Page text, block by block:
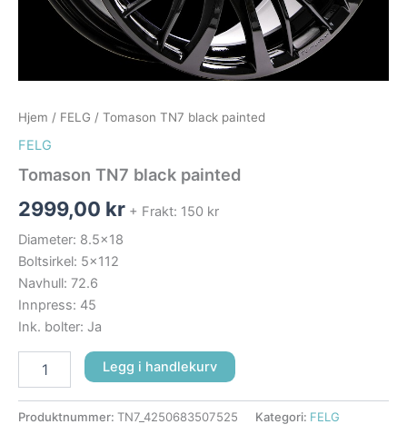
Hjem / FELG / Tomason TN7 black painted
FELG
Tomason TN7 black painted
2999,00 kr + Frakt: 150 kr
Diameter: 8.5×18
Boltsirkel: 5×112
Navhull: 72.6
Innpress: 45
Ink. bolter: Ja
Legg i handlekurv
Produktnummer: TN7_4250683507525 Kategori: FELG